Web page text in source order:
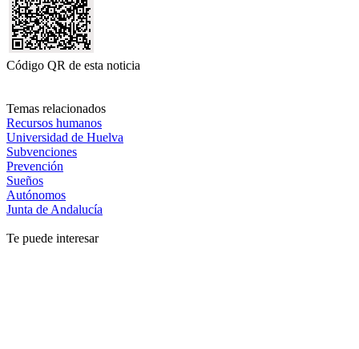
Código QR de esta noticia
Temas relacionados
Recursos humanos
Universidad de Huelva
Subvenciones
Prevención
Sueños
Autónomos
Junta de Andalucía
Te puede interesar